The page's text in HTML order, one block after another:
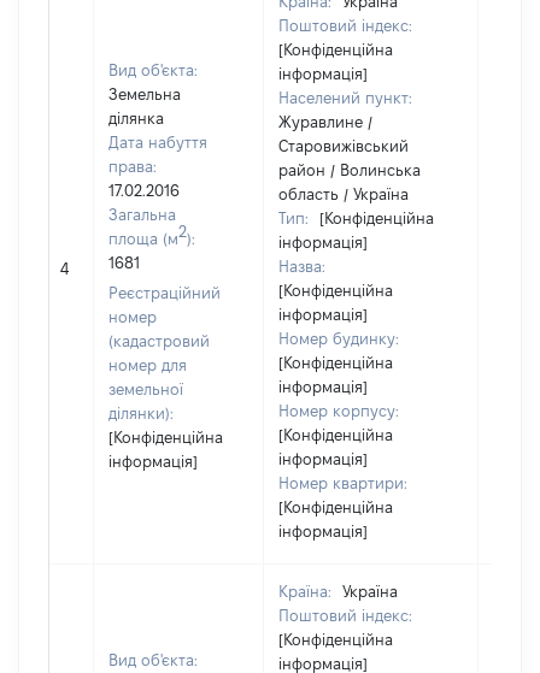
4
Вид об'єкта:
Земельна
ділянка
Дата набуття
права:
17.02.2016
Загальна
площа (м2):
1681
Реєстраційний
номер
(кадастровий
номер для
земельної
ділянки):
[Конфіденційна
інформація]
Поштовий індекс:
[Конфіденційна
інформація]
Населений пункт:
Журавлине /
Старовижівський
район / Волинська
область / Україна
Тип:
[Конфіденційна
інформація]
Назва:
[Конфіденційна
інформація]
Номер будинку:
[Конфіденційна
інформація]
Номер корпусу:
[Конфіденційна
інформація]
Номер квартири:
[Конфіденційна
інформація]
Вид об'єкта:
Країна:
Україна
Поштовий індекс:
[Конфіденційна
інформація]